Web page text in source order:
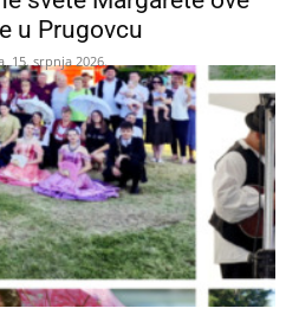
u Prugovcu
15. srpnja 2026.